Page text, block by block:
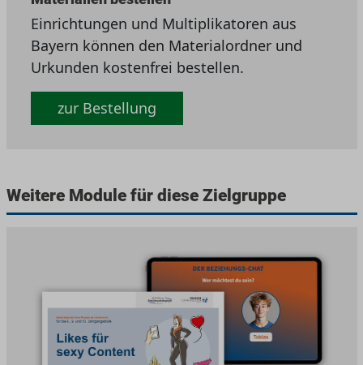
Einrichtungen und Multiplikatoren aus
Bayern können den Materialordner und
Urkunden kostenfrei bestellen.
zur Bestellung
Weitere Module für diese Zielgruppe